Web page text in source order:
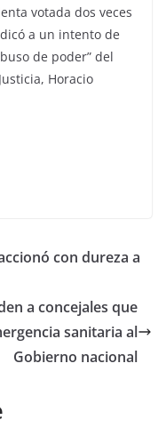
votada dos veces
a un intento de
de poder” del
Horacio
con dureza a
a concejales que
sanitaria al
Gobierno nacional